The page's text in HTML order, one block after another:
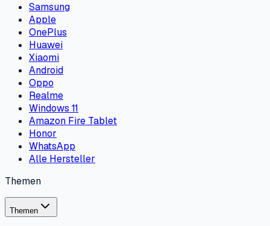
Samsung
Apple
OnePlus
Huawei
Xiaomi
Android
Oppo
Realme
Windows 11
Amazon Fire Tablet
Honor
WhatsApp
Alle Hersteller
Themen
Themen